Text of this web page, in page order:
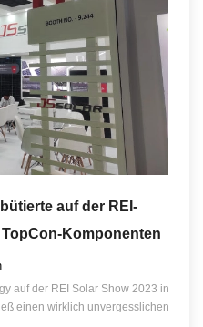
auf der REI-
Komponenten
auf der REI Solar Show 2023 in
einen wirklich unvergesslichen